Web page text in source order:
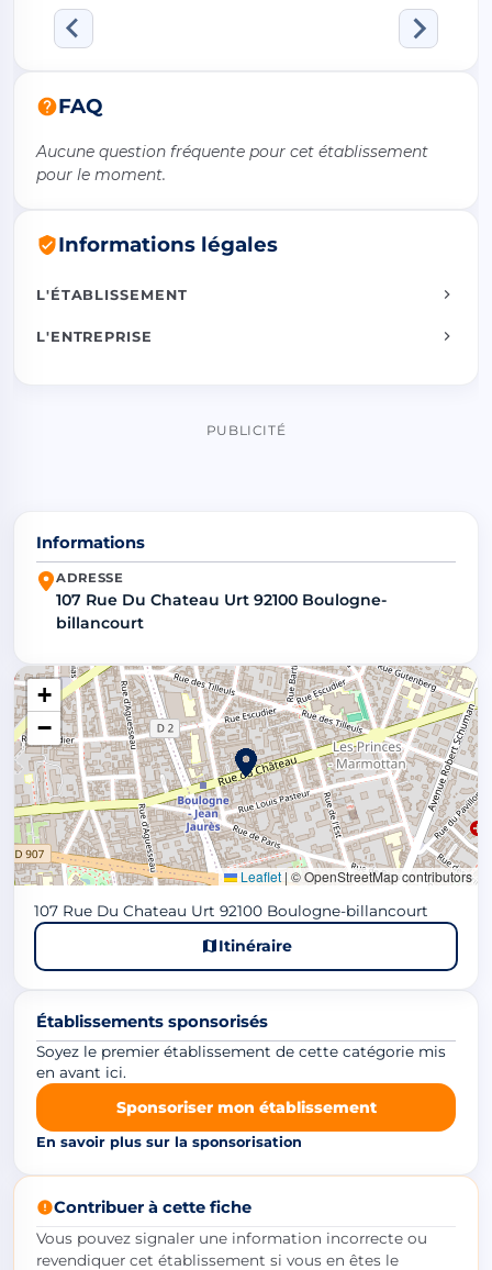
FAQ
Aucune question fréquente pour cet établissement
pour le moment.
Informations légales
L'ÉTABLISSEMENT
L'ENTREPRISE
PUBLICITÉ
Informations
ADRESSE
107 Rue Du Chateau Urt 92100 Boulogne-
billancourt
+
−
Leaflet | © OpenStreetMap contributors
107 Rue Du Chateau Urt 92100 Boulogne-billancourt
Itinéraire
Établissements sponsorisés
Soyez le premier établissement de cette catégorie mis
en avant ici.
Sponsoriser mon établissement
En savoir plus sur la sponsorisation
Contribuer à cette fiche
Vous pouvez signaler une information incorrecte ou
revendiquer cet établissement si vous en êtes le